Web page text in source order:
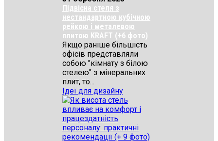
Підвісна стеля з
нестандартною кубічною
рейкою і металевою
плитою KRAFT (+6 фото)
Якщо раніше більшість
офісів представляли
собою "кімнату з білою
стелею" з мінеральних
плит, то...
Ідеї для дизайну